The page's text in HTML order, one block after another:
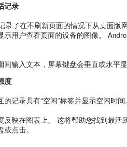
记录
录了在不刷新页面的情况下从桌面版
示用户查看页面的设备的图像。
间输入文本，屏幕键盘会垂直或水平
度
记录具有“空闲”标签并显示空闲时间。
反映在图表上。 这将帮助您找到最
点击。